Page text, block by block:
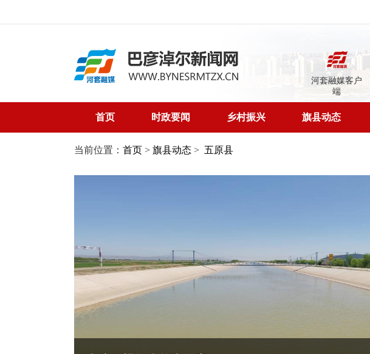
河套融媒客户
端
首页 时政要闻 乡村振兴 旗县动态
当前位置： 首页 > 旗县动态 > 五原县